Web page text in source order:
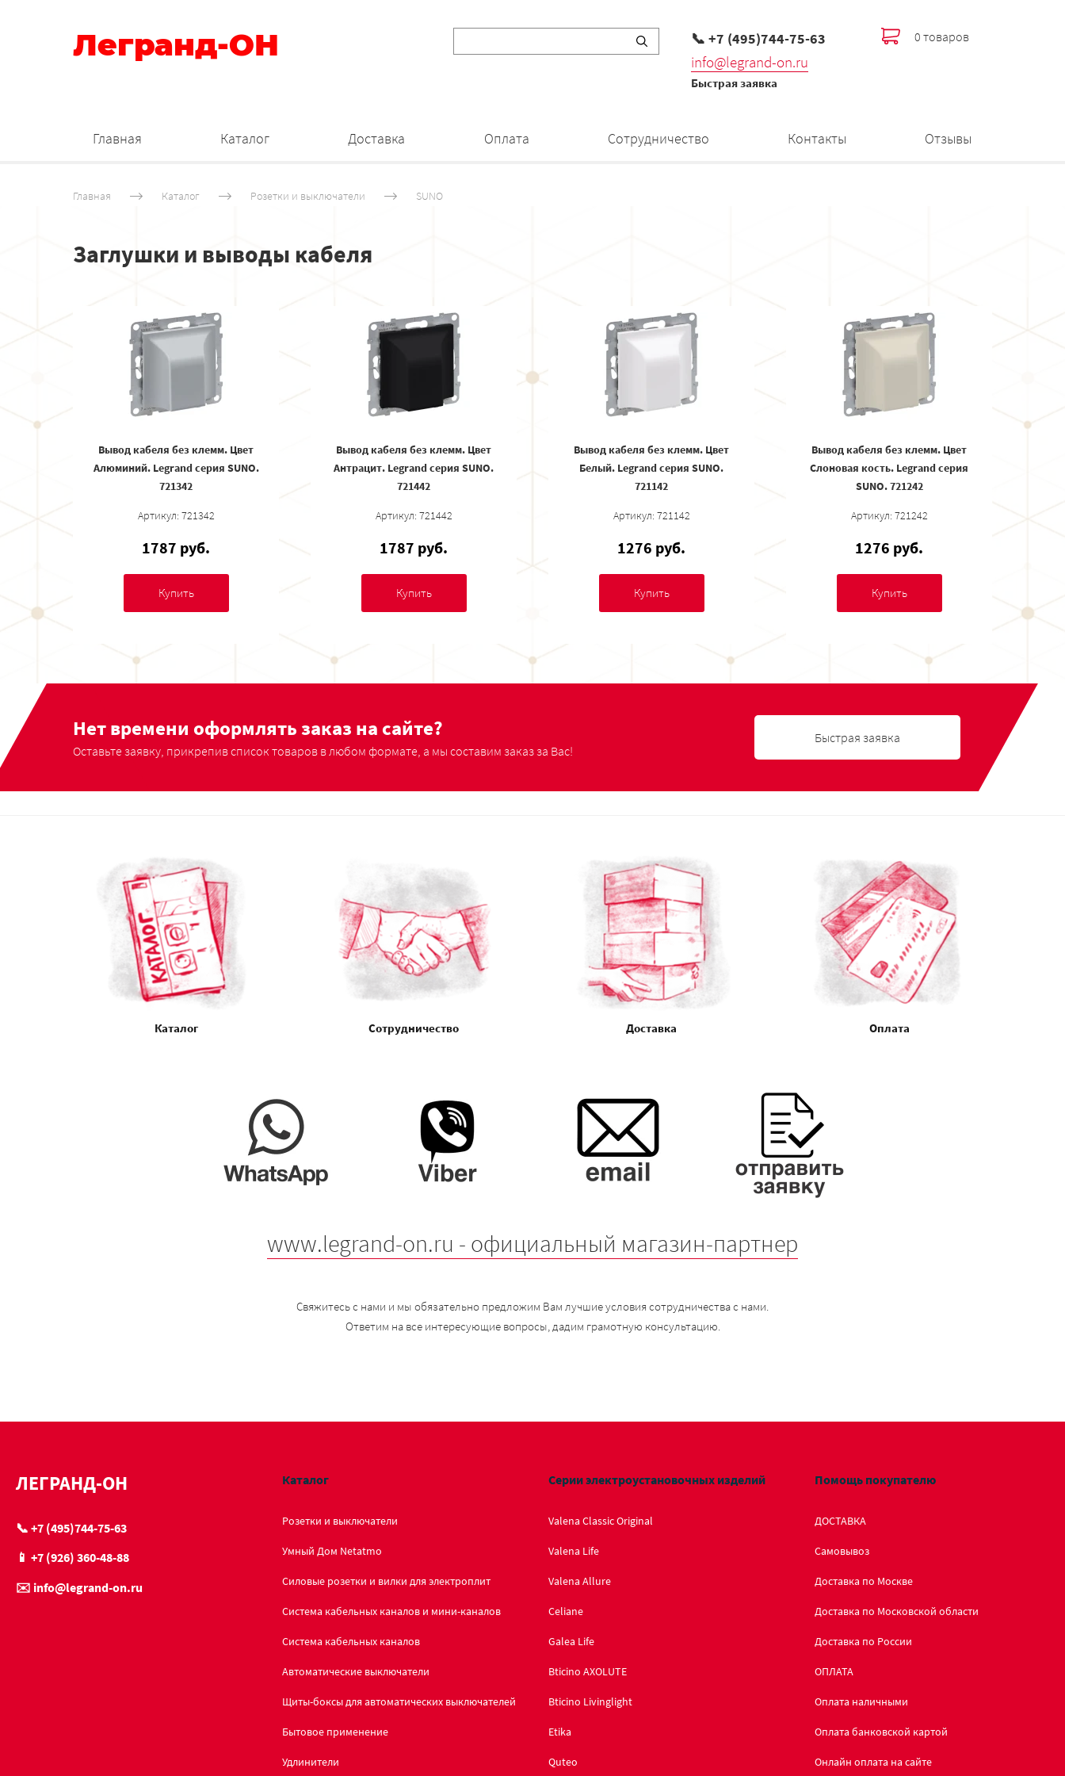
Легранд-ОН 📞 +7 (495)744-75-63
info@legrand-on.ru
Быстрая заявка
0 товаров
Главная Каталог Доставка Оплата Сотрудничество Контакты Отзывы
Главная Каталог Розетки и выключатели SUNO
Заглушки и выводы кабеля
Вывод кабеля без клемм. Цвет
Алюминий. Legrand серия SUNO.
721342
Артикул: 721342
1787 руб.
Купить
Вывод кабеля без клемм. Цвет
Антрацит. Legrand серия SUNO.
721442
Артикул: 721442
1787 руб.
Купить
Вывод кабеля без клемм. Цвет
Белый. Legrand серия SUNO.
721142
Артикул: 721142
1276 руб.
Купить
Вывод кабеля без клемм. Цвет
Слоновая кость. Legrand серия
SUNO. 721242
Артикул: 721242
1276 руб.
Купить
Нет времени оформлять заказ на сайте?
Оставьте заявку, прикрепив список товаров в любом формате, а мы составим заказ за Вас!
Быстрая заявка
Каталог Сотрудничество Доставка Оплата
www.legrand-on.ru - официальный магазин-партнер
Свяжитесь с нами и мы обязательно предложим Вам лучшие условия сотрудничества с нами.
Ответим на все интересующие вопросы, дадим грамотную консультацию.
ЛЕГРАНД-ОН
📞 +7 (495)744-75-63
📱 +7 (926) 360-48-88
✉️ info@legrand-on.ru
Каталог
Розетки и выключатели
Умный Дом Netatmo
Силовые розетки и вилки для электроплит
Система кабельных каналов и мини-каналов
Система кабельных каналов
Автоматические выключатели
Щиты-боксы для автоматических выключателей
Бытовое применение
Удлинители
Серии электроустановочных изделий
Valena Classic Original
Valena Life
Valena Allure
Celiane
Galea Life
Bticino AXOLUTE
Bticino Livinglight
Etika
Quteo
Помощь покупателю
ДОСТАВКА
Самовывоз
Доставка по Москве
Доставка по Московской области
Доставка по России
ОПЛАТА
Оплата наличными
Оплата банковской картой
Онлайн оплата на сайте